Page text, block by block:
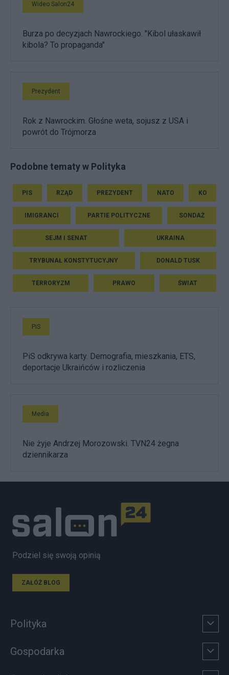
Wideo Salon24
Burza po decyzjach Nawrockiego. "Kibol ułaskawił
kibola? To propaganda"
Prezydent
Rok z Nawrockim. Głośne weta, sojusz z USA i
powrót do Trójmorza
Podobne tematy w Polityka
PIS RZĄD PREZYDENT NATO KO
IMIGRANCI PARTIE POLITYCZNE SONDAŻ
SEJM I SENAT UKRAINA
TRYBUNAŁ KONSTYTUCYJNY DONALD TUSK
TERRORYZM PRAWO ŚWIAT
PiS
PiS odkrywa karty. Demografia, mieszkania, ETS,
deportacje Ukraińców i rozliczenia
Media
Nie żyje Andrzej Morozowski. TVN24 żegna
dziennikarza
Podziel się swoją opinią
ZAŁÓŻ BLOG
Polityka
Gospodarka